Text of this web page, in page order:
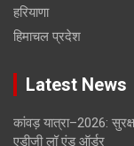
हरियाणा
हिमाचल प्रदेश
Latest News
कांवड़ यात्रा–2026:
एडीजी लॉ एंड ऑर्डर